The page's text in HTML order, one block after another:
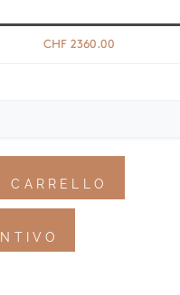
CHF 2360.00
CARRELLO